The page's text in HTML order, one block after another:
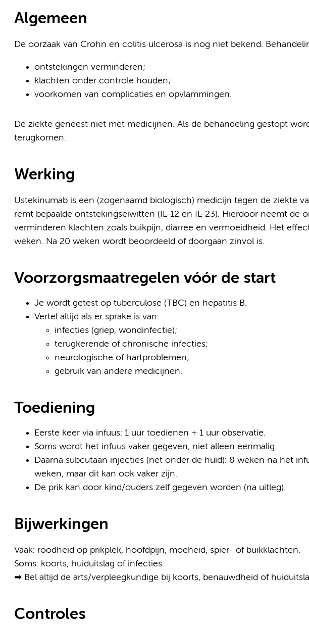
Algemeen
De oorzaak van Crohn en colitis ulcerosa is nog niet bekend.
ontstekingen verminderen;
klachten onder controle houden;
voorkomen van complicaties en opvlammingen.
De ziekte geneest niet met medicijnen. Als de behandeling gestopt
terugkomen.
Werking
Ustekinumab is een (zogenaamd biologisch) medicijn tegen de ziekte
remt bepaalde ontstekingseiwitten (IL-12 en IL-23). Hierdoor neemt de
verminderen klachten zoals buikpijn, diarree en vermoeidheid. Het
weken. Na 20 weken wordt beoordeeld of doorgaan zinvol is.
Voorzorgsmaatregelen vóór de start
Je wordt getest op tuberculose (TBC) en hepatitis B.
Vertel altijd als er sprake is van:
infecties (griep, wondinfectie);
terugkerende of chronische infecties;
neurologische of hartproblemen;
gebruik van andere medicijnen.
Toediening
Eerste keer via infuus: 1 uur toedienen + 1 uur observatie.
Soms wordt het infuus vaker gegeven, niet alleen eenmalig.
Daarna subcutaan injecties (net onder de huid): 8 weken na het
weken, maar dit kan ook vaker zijn.
De prik kan door kind/ouders zelf gegeven worden (na uitleg).
Bijwerkingen
Vaak: roodheid op prikplek, hoofdpijn, moeheid, spier- of buikklachten.
Soms: koorts, huiduitslag of infecties.
➡ Bel altijd de arts/verpleegkundige bij koorts, benauwdheid of
Controles